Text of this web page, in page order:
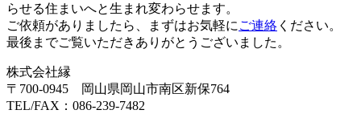
らせる住まいへと生まれ変わらせます。
ご依頼がありましたら、まずはお気軽に ご連絡 ください。
最後までご覧いただきありがとうございました。
株式会社縁
〒700-0945 岡山県岡山市南区新保764
TEL/FAX：086-239-7482